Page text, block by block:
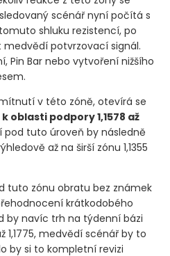
faktory protnou ve stejné
reakce z této zóny se
scénář nyní počítá s
shluku rezistencí, po
potvrzovací signál.
Bar nebo vytvoření nižšího
v této zóně, otevírá se
k oblasti podpory 1,1578 až
pod tuto úroveň by následně
až na širší zónu 1,1355
tuto zónu obratu bez známek
krátkodobého
by navíc trh na týdenní bázi